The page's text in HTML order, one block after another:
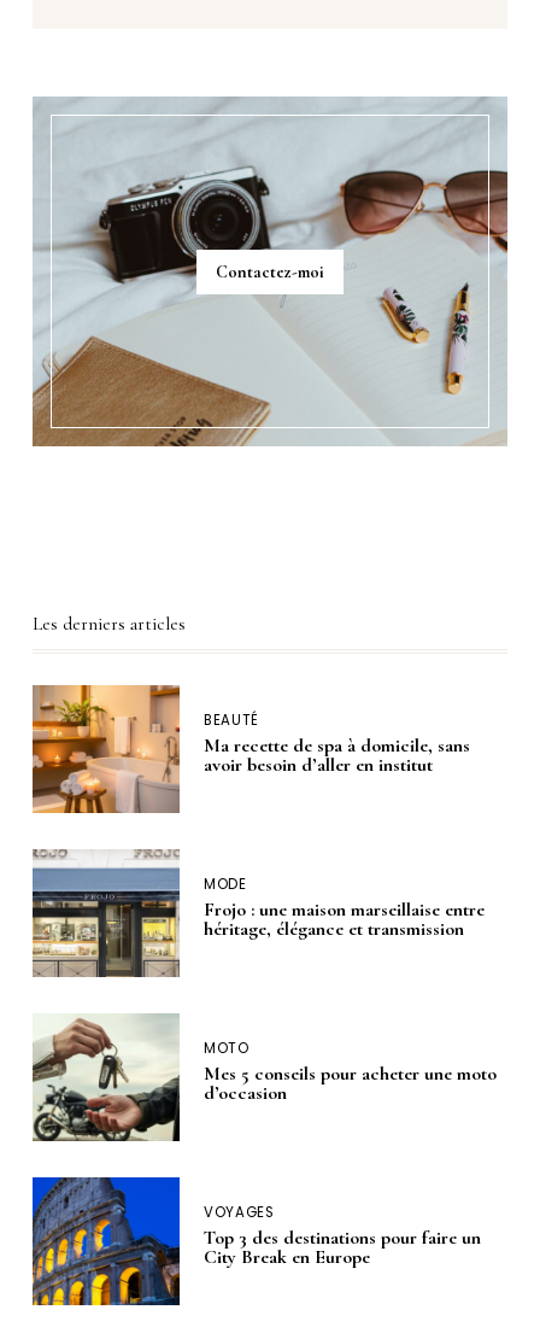
Contactez-moi
Les derniers articles
BEAUTÉ
Ma recette de spa à domicile, sans
avoir besoin d’aller en institut
MODE
Frojo : une maison marseillaise entre
héritage, élégance et transmission
MOTO
Mes 5 conseils pour acheter une moto
d’occasion
VOYAGES
Top 3 des destinations pour faire un
City Break en Europe